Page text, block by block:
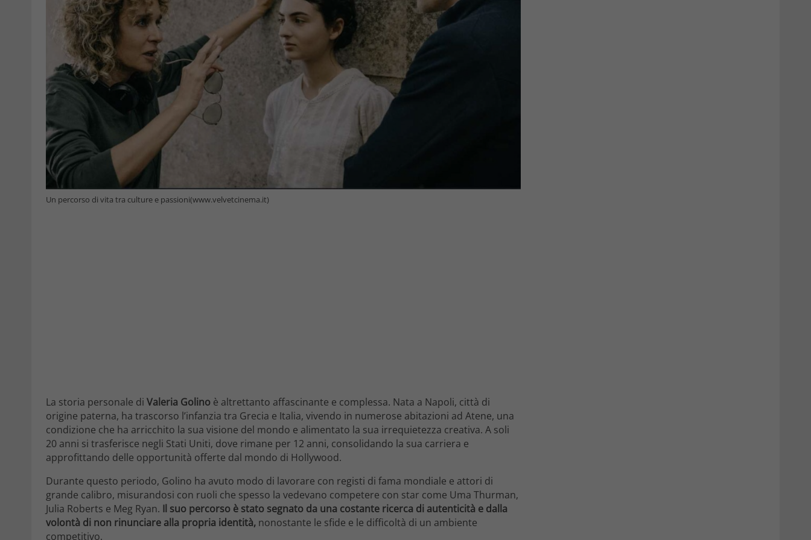
Un percorso di vita tra culture e passioni(www.velvetcinema.it)
La storia personale di Valeria Golino è altrettanto affascinante e complessa. Nata a Napoli, città di
origine paterna, ha trascorso l’infanzia tra Grecia e Italia, vivendo in numerose abitazioni ad Atene, una
condizione che ha arricchito la sua visione del mondo e alimentato la sua irrequietezza creativa. A soli
20 anni si trasferisce negli Stati Uniti, dove rimane per 12 anni, consolidando la sua carriera e
approfittando delle opportunità offerte dal mondo di Hollywood.
Durante questo periodo, Golino ha avuto modo di lavorare con registi di fama mondiale e attori di
grande calibro, misurandosi con ruoli che spesso la vedevano competere con star come Uma Thurman,
Julia Roberts e Meg Ryan. Il suo percorso è stato segnato da una costante ricerca di autenticità e dalla
volontà di non rinunciare alla propria identità, nonostante le sfide e le difficoltà di un ambiente
competitivo.